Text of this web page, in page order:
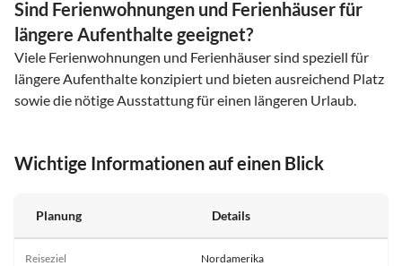
Sind Ferienwohnungen und Ferienhäuser für
längere Aufenthalte geeignet?
Viele Ferienwohnungen und Ferienhäuser sind speziell für
längere Aufenthalte konzipiert und bieten ausreichend Platz
sowie die nötige Ausstattung für einen längeren Urlaub.
Wichtige Informationen auf einen Blick
Planung Details
Reiseziel Nordamerika